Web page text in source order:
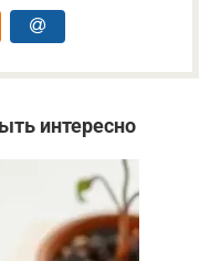
интересно